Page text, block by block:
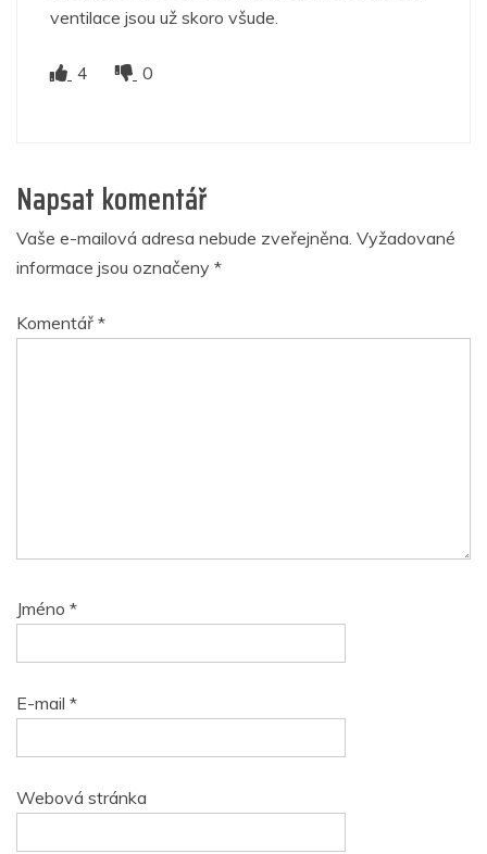
ventilace jsou už skoro všude.
4 0
Napsat komentář
Vaše e-mailová adresa nebude zveřejněna. Vyžadované
informace jsou označeny *
Komentář *
Jméno *
E-mail *
Webová stránka